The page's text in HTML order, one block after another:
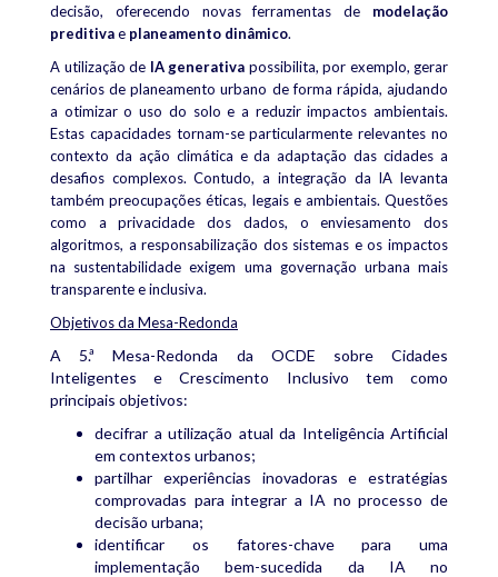
decisão, oferecendo novas ferramentas de modelação
preditivae planeamento dinâmico.
A utilização de IA generativa possibilita, por exemplo, gerar
cenários de planeamento urbano de forma rápida, ajudando
a otimizar o uso do solo e a reduzir impactos ambientais.
Estas capacidades tornam-se particularmente relevantes no
contexto da ação climática e da adaptação das cidades a
desafios complexos.Contudo, a integração da IA levanta
também preocupações éticas, legais e ambientais. Questões
como a privacidade dos dados, o enviesamento dos
algoritmos, a responsabilização dos sistemas e os impactos
na sustentabilidade exigem uma governação urbana mais
transparente e inclusiva.
Objetivos da Mesa-Redonda
A 5.ª Mesa-Redonda da OCDE sobre Cidades
Inteligentes e Crescimento Inclusivo tem como
principais objetivos:
decifrar a utilização atual da Inteligência Artificial
em contextos urbanos;
partilhar experiências inovadoras e estratégias
comprovadas para integrar a IA no processo de
decisão urbana;
identificar os fatores-chave para uma
implementação bem-sucedida da IA no